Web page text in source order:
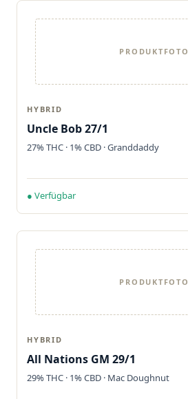
PRODUKTFOTO
HYBRID
Uncle Bob 27/1
27% THC · 1% CBD · Granddaddy
● Verfügbar
PRODUKTFOTO
HYBRID
All Nations GM 29/1
29% THC · 1% CBD · Mac Doughnut